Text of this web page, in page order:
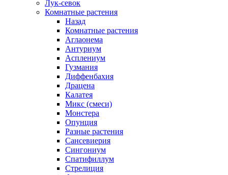
Лук-севок
Комнатные растения
Назад
Комнатные растения
Аглаонема
Антуриум
Асплениум
Гузмания
Диффенбахия
Драцена
Калатея
Микс (смеси)
Монстера
Опунция
Разные растения
Сансевиерия
Сингониум
Спатифиллум
Стрелиция